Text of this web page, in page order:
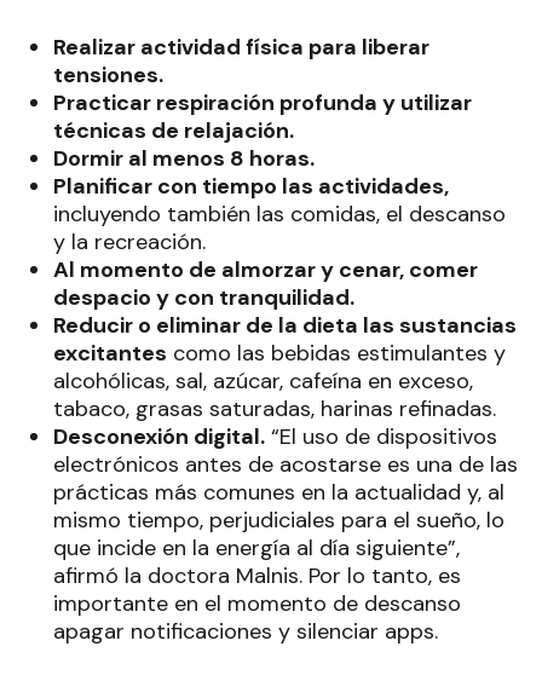
Realizar actividad física para liberar
tensiones.
Practicar respiración profunda y utilizar
técnicas de relajación.
Dormir al menos 8 horas.
Planificar con tiempo las actividades,
incluyendo también las comidas, el descanso
y la recreación.
Al momento de almorzar y cenar, comer
despacio y con tranquilidad.
Reducir o eliminar de la dieta las sustancias
excitantes como las bebidas estimulantes y
alcohólicas, sal, azúcar, cafeína en exceso,
tabaco, grasas saturadas, harinas refinadas.
Desconexión digital. “El uso de dispositivos
electrónicos antes de acostarse es una de las
prácticas más comunes en la actualidad y, al
mismo tiempo, perjudiciales para el sueño, lo
que incide en la energía al día siguiente”,
afirmó la doctora Malnis. Por lo tanto, es
importante en el momento de descanso
apagar notificaciones y silenciar apps.